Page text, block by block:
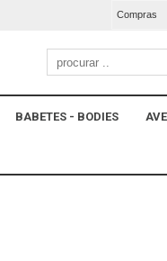
Compras
BABETES - BODIES